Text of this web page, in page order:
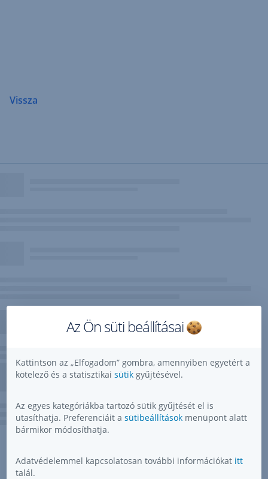
Vissza
Az Ön süti beállításai
Kattintson az „Elfogadom” gombra, amennyiben egyetért a
kötelező és a statisztikai sütik gyűjtésével.
Az egyes kategóriákba tartozó sütik gyűjtését el is
utasíthatja. Preferenciáit a sütibeállítások menüpont alatt
bármikor módosíthatja.
Adatvédelemmel kapcsolatosan további információkat itt
talál.